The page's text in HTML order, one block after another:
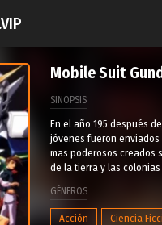
Mobile Suit
SINOPSIS
En el año 195 después
jóvenes fueron
mas poderosos creados
de la tierra y las
GÉNEROS
Acción Ciencia